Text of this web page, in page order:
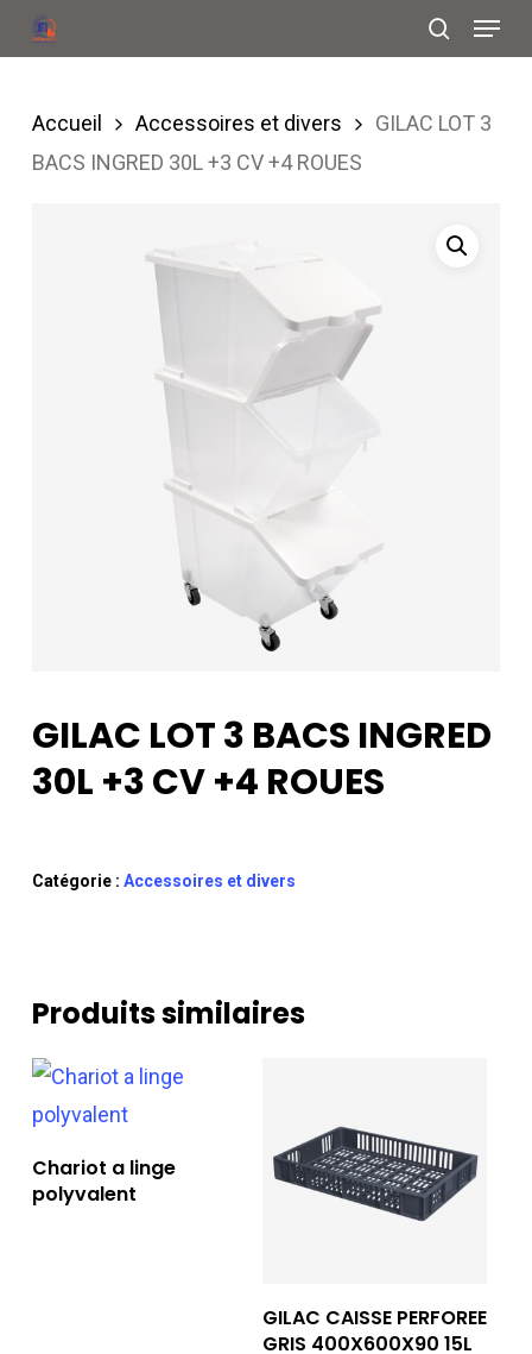
Skip
to
content
search
Menu
Accueil Accessoires et divers
GILAC LOT 3
BACS INGRED 30L +3 CV +4 ROUES
GILAC LOT 3 BACS INGRED
30L +3 CV +4 ROUES
Catégorie : Accessoires et divers
Produits similaires
Lire La Suite
Chariot a linge
polyvalent
Lire La Suite
GILAC CAISSE PERFOREE
GRIS 400X600X90 15L
Menu